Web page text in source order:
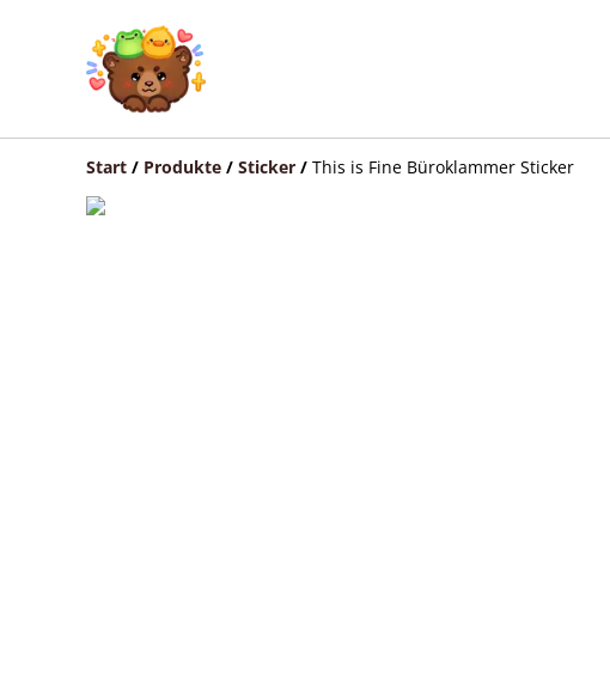
Start / Produkte / Sticker / This is Fine Büroklammer Sticker